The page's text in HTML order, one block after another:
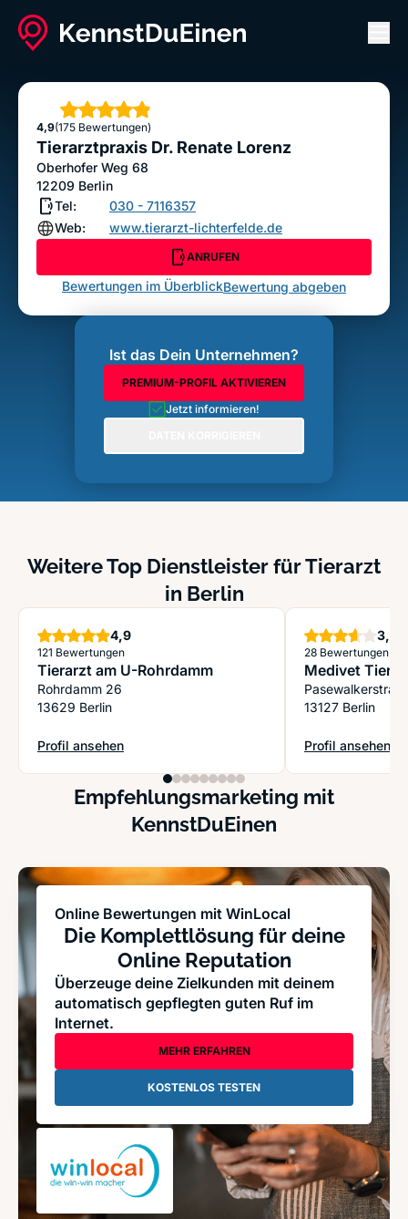
Tierarztpraxis Dr. Renate Lorenz
Bewertung abgeben
4,9
Sterne(175 Bewertungen)
Tierarztpraxis Dr. Renate Lorenz
Oberhofer Weg 68
12209 Berlin
Tel:
030 - 7116357
Web:
www.tierarzt-lichterfelde.de
ANRUFEN
Bewertungen im ÜberblickBewertung abgeben
Ist das Dein Unternehmen?
PREMIUM-PROFIL AKTIVIEREN
Jetzt informieren!
Weitere Top Dienstleister für Tierarzt
in Berlin
4,9Sterne
121 Bewertungen
Tierarzt am U-Rohrdamm
Rohrdamm 26
13629 Berlin
Profil ansehen
: Tierarzt am U-Rohrdamm
3,6
28 Bewertungen
Medivet
13127 Berlin
Profil ansehen
: Medivet
Empfehlungsmarketing mit
KennstDuEinen
Online Bewertungen mit WinLocal
Die Komplettlösung für deine
Online Reputation
Überzeuge deine Zielkunden mit deinem
automatisch gepflegten guten Ruf im
Internet.
MEHR ERFAHREN
KOSTENLOS TESTEN